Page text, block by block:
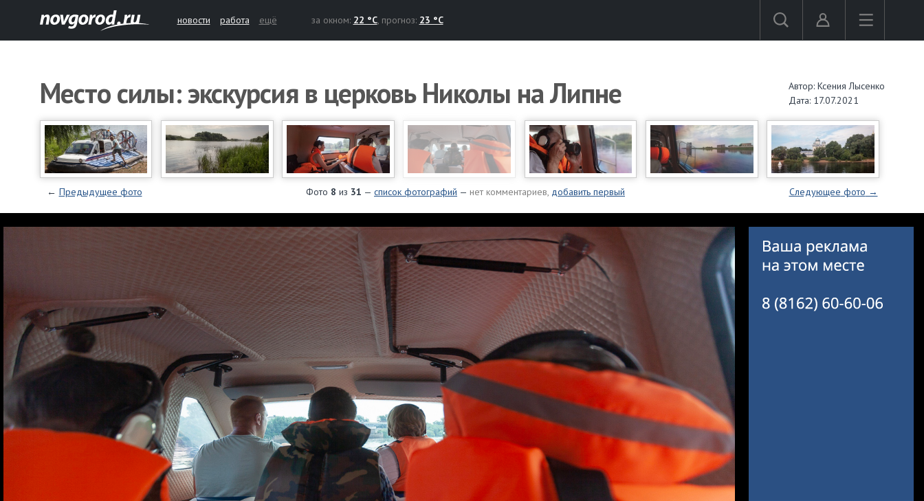
новости работа ещё за окном: 22 °C, прогноз: 23 °C
Место силы: экскурсия в церковь Николы на Липне
Автор: Ксения Лысенко
Дата: 17.07.2021
Фото 8 из 31 — список фотографий — нет комментариев, добавить первый Следующее фото →
← Предыдущее фото